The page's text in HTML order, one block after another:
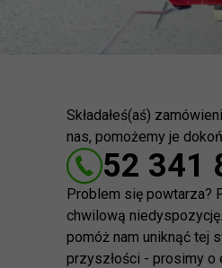
Składałeś(aś)
nas, pomożemy je
52 341
Problem się powtarza?
chwilową
pomóż nam uniknąć tej
przyszłości - prosimy o